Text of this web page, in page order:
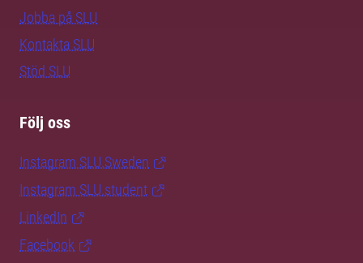
Jobba på SLU
Kontakta SLU
Stöd SLU
Följ oss
Instagram SLU.Sweden
Instagram SLU.student
LinkedIn
Facebook